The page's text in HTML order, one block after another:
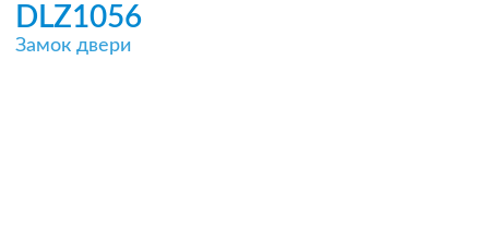
DLZ1056
Замок двери